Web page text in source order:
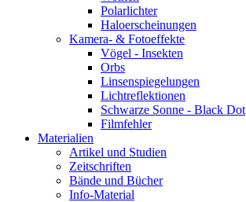
Polarlichter
Haloerscheinungen
Kamera- & Fotoeffekte
Vögel - Insekten
Orbs
Linsenspiegelungen
Lichtreflektionen
Schwarze Sonne - Black Dot
Filmfehler
Materialien
Artikel und Studien
Zeitschriften
Bände und Bücher
Info-Material